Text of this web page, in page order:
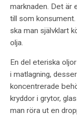
marknaden. Det är
till som
ska man självklart
olja.
En del eteriska
i matlagning,
koncentrerade
kryddor i grytor,
man röra ut en